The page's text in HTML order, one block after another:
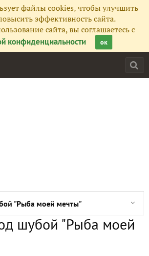
файлы cookies, чтобы улучшить
эффективность сайта.
сайта, вы соглашаетесь с
конфиденциальности
ок
13
вещей
"Рыба моей мечты"
шубой "Рыба моей